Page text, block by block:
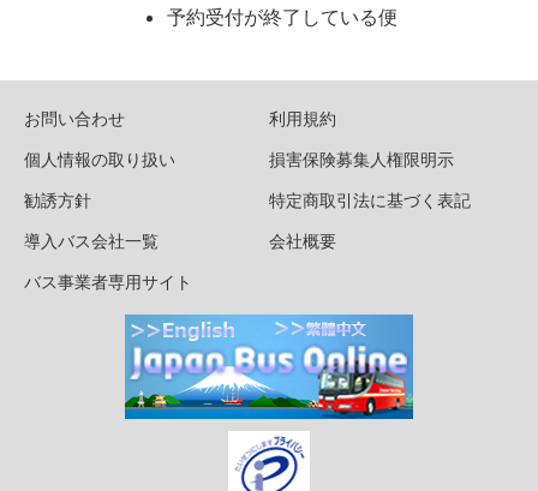
予約受付が終了している便
お問い合わせ
利用規約
個人情報の取り扱い
損害保険募集人権限明示
勧誘方針
特定商取引法に基づく表記
導入バス会社一覧
会社概要
バス事業者専用サイト